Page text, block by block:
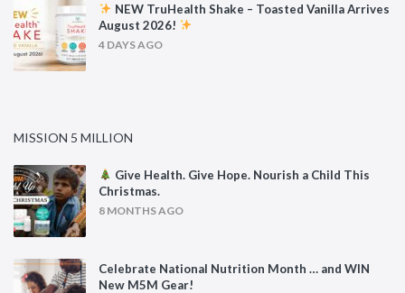
NEW TruHealth Shake – Toasted Vanilla Arrives
August 2026!
4 DAYS AGO
MISSION 5 MILLION
Give Health. Give Hope. Nourish a Child This
Christmas.
8 MONTHS AGO
Celebrate National Nutrition Month … and WIN
New M5M Gear!